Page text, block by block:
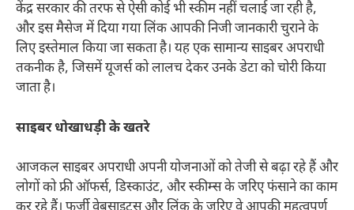
केंद्र सरकार की तरफ से ऐसी कोई भी स्कीम नहीं चलाई जा रही है,
और इस मैसेज में दिया गया लिंक आपकी निजी जानकारी चुराने के
लिए इस्तेमाल किया जा सकता है। यह एक सामान्य साइबर अपराधी
तकनीक है, जिसमें यूजर्स को लालच देकर उनके डेटा को चोरी किया
जाता है।
साइबर धोखाधड़ी के खतरे
आजकल साइबर अपराधी अपनी योजनाओं को तेजी से बढ़ा रहे हैं और
लोगों को फ्री ऑफर्स, डिस्काउंट, और स्कीम्स के जरिए फंसाने का काम